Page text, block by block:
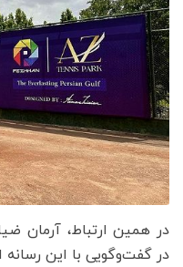
در همین ارتباط، آرمان
در گفت‌وگویی با این